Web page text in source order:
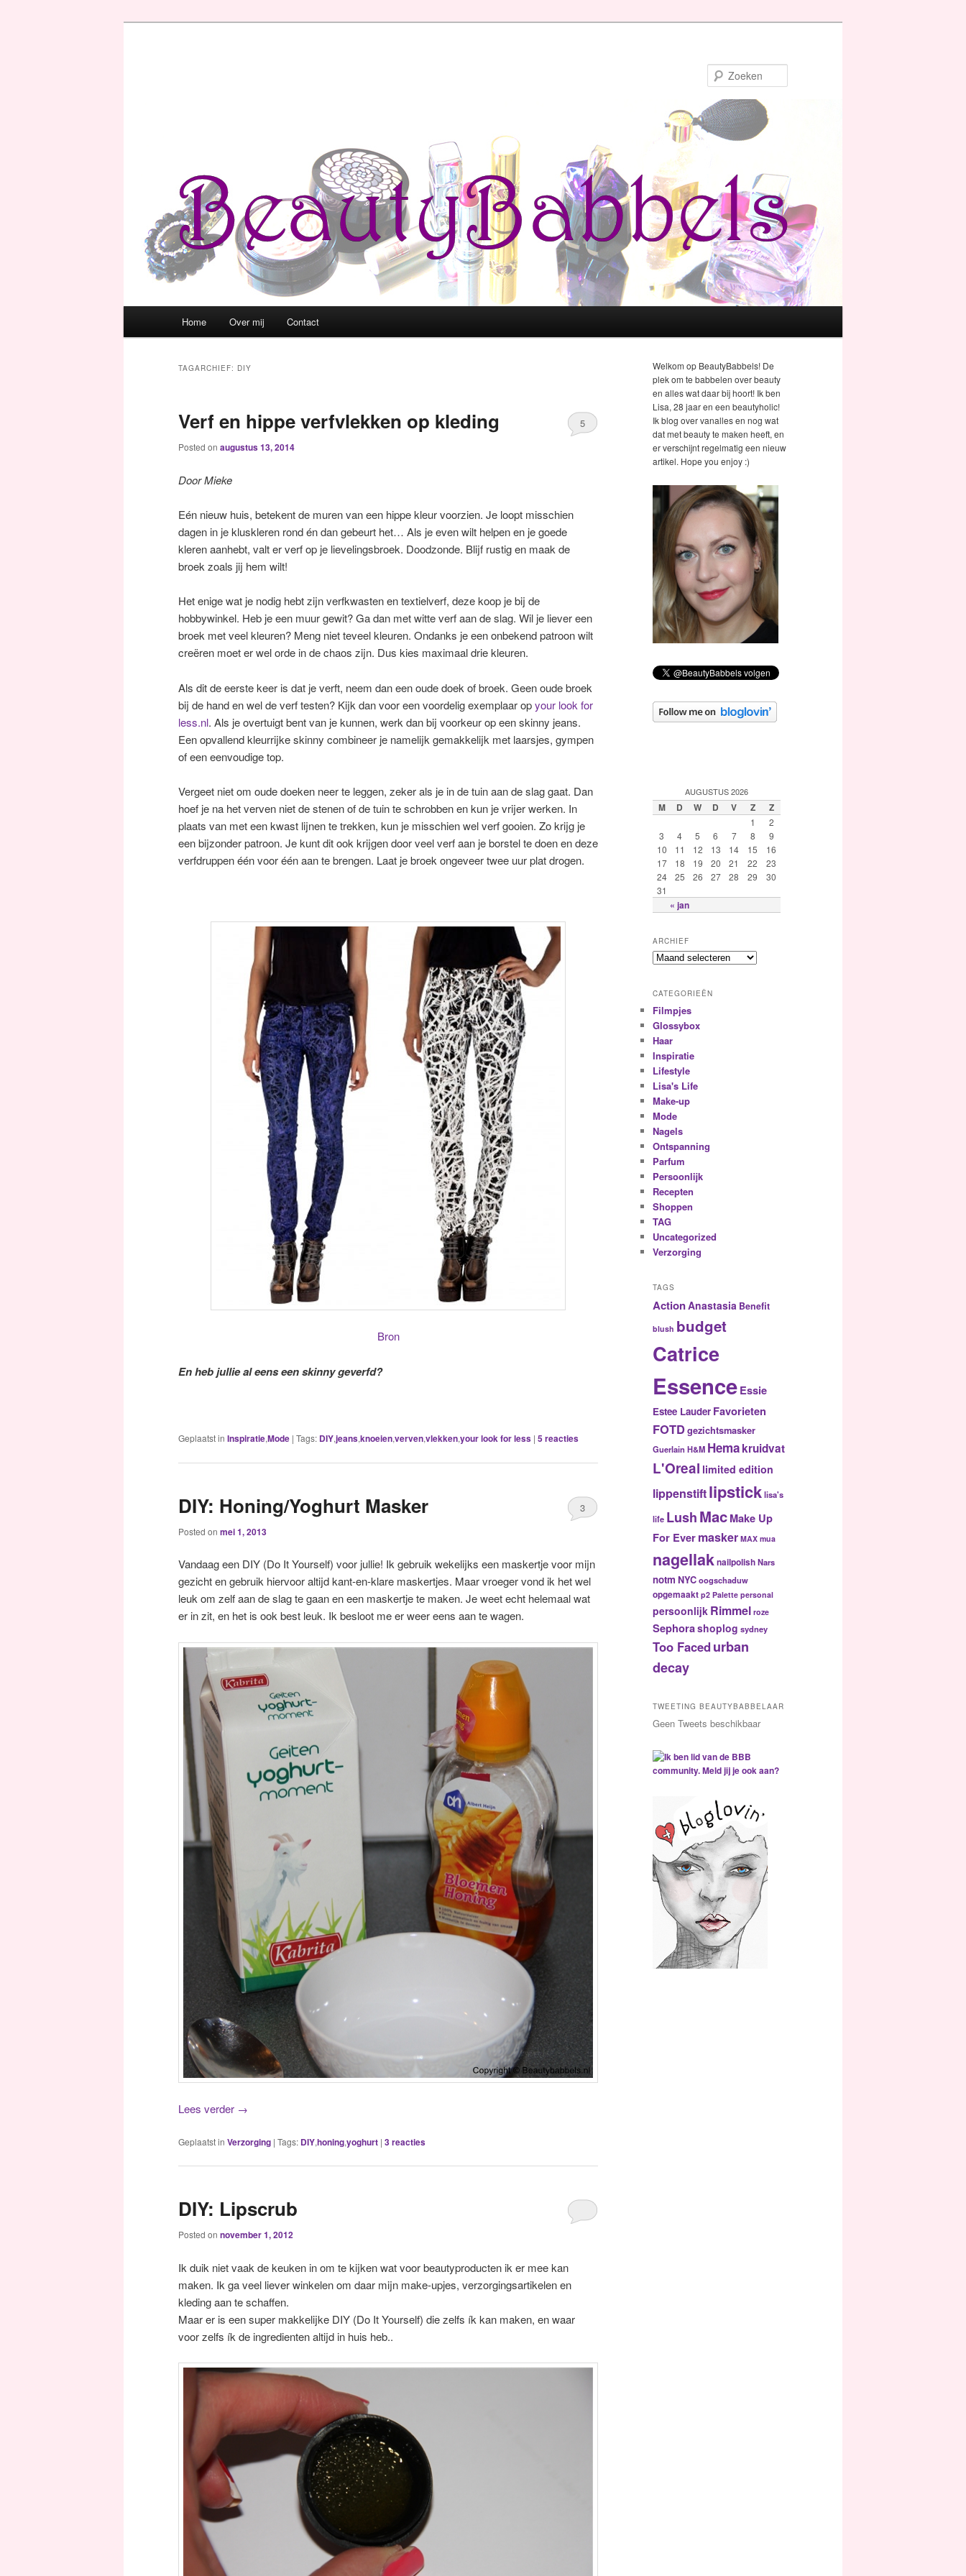
Spring naar de primaire inhoud
Spring naar de secundaire inhoud
Home Over mij Contact
TAGARCHIEF: DIY
Verf en hippe verfvlekken op kleding
Posted on augustus 13, 2014
5
Door Mieke
Eén nieuw huis, betekent de muren van een hippe kleur voorzien. Je loopt misschien
dagen in je kluskleren rond én dan gebeurt het… Als je even wilt helpen en je goede
kleren aanhebt, valt er verf op je lievelingsbroek. Doodzonde. Blijf rustig en maak de
broek zoals jij hem wilt!
Het enige wat je nodig hebt zijn verfkwasten en textielverf, deze koop je bij de
hobbywinkel. Heb je een muur gewit? Ga dan met witte verf aan de slag. Wil je liever een
broek met veel kleuren? Meng niet teveel kleuren. Ondanks je een onbekend patroon wilt
creëren moet er wel orde in de chaos zijn. Dus kies maximaal drie kleuren.
Als dit de eerste keer is dat je verft, neem dan een oude doek of broek. Geen oude broek
bij de hand en wel de verf testen? Kijk dan voor een voordelig exemplaar opyour look for
less.nl. Als je overtuigt bent van je kunnen, werk dan bij voorkeur op een skinny jeans.
Een opvallend kleurrijke skinny combineer je namelijk gemakkelijk met laarsjes, gympen
of een eenvoudige top.
Vergeet niet om oude doeken neer te leggen, zeker als je in de tuin aan de slag gaat. Dan
hoef je na het verven niet de stenen of de tuin te schrobben en kun je vrijer werken. In
plaats van met een kwast lijnen te trekken, kun je misschien wel verf gooien. Zo krijg je
een bijzonder patroon. Je kunt dit ook krijgen door veel verf aan je borstel te doen en deze
verfdruppen één voor één aan te brengen. Laat je broek ongeveer twee uur plat drogen.
Bron
En heb jullie al eens een skinny geverfd?
Geplaatst in Inspiratie,Mode | Tags: DIY,jeans,knoeien,verven,vlekken,your look for less | 5reacties
DIY: Honing/Yoghurt Masker
Posted on mei 1, 2013
3
Vandaag een DIY (Do It Yourself) voor jullie! Ik gebruik wekelijks een maskertje voor mijn
gezicht en gebruik hiervoor altijd kant-en-klare maskertjes. Maar vroeger vond ik het wel
leuk om zelf aan de slag te gaan en een maskertje te maken. Je weet echt helemaal wat
er in zit, en het is ook best leuk. Ik besloot me er weer eens aan te wagen.
Lees verder →
Geplaatst in Verzorging | Tags: DIY,honing,yoghurt | 3reacties
DIY: Lipscrub
Posted on november 1, 2012
Ik duik niet vaak de keuken in om te kijken wat voor beautyproducten ik er mee kan
maken. Ik ga veel liever winkelen om daar mijn make-upjes, verzorgingsartikelen en
kleding aan te schaffen.
Maar er is een super makkelijke DIY (Do It Yourself) die zelfs ík kan maken, en waar
voor zelfs ík de ingredienten altijd in huis heb..
Welkom op BeautyBabbels! De
plek om te babbelen over beauty
en alles wat daar bij hoort! Ik ben
Lisa, 28 jaar en een beautyholic!
Ik blog over vanalles en nog wat
dat met beauty te maken heeft, en
er verschijnt regelmatig een nieuw
artikel. Hope you enjoy :)
AUGUSTUS 2026
M D W D V Z Z
« jan
1
2
3
4 5 6 7 8
9
10
11 12 13 14 15
16
17
18 19 20 21 22
23
24
25 26 27 28 29
30
31
ARCHIEF
CATEGORIEËN
Filmpjes
Glossybox
Haar
Inspiratie
Lifestyle
Lisa's Life
Make-up
Mode
Nagels
Ontspanning
Parfum
Persoonlijk
Recepten
Shoppen
TAG
Uncategorized
Verzorging
TAGS
ActionAnastasia Benefit
blush budget
Catrice
EssenceEssie
Estee Lauder Favorieten
FOTDgezichtsmasker
Guerlain H&M Hemakruidvat
L'Oreal limited edition
lippenstiftlipsticklisa's
life LushMacMake Up
For Evermasker MAX mua
nagellaknailpolishNars
notm NYCoogschaduw
opgemaakt p2 Palette personal
persoonlijk Rimmel roze
Sephorashoplog sydney
Too Faced urban
decay
TWEETING BEAUTYBABBELAAR
Geen Tweets beschikbaar